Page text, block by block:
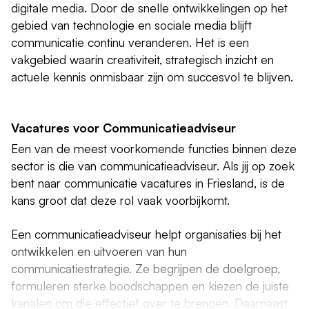
digitale media. Door de snelle ontwikkelingen op het
gebied van technologie en sociale media blijft
communicatie continu veranderen. Het is een
vakgebied waarin creativiteit, strategisch inzicht en
actuele kennis onmisbaar zijn om succesvol te blijven.
Vacatures voor Communicatieadviseur
Een van de meest voorkomende functies binnen deze
sector is die van communicatieadviseur. Als jij op zoek
bent naar communicatie vacatures in Friesland, is de
kans groot dat deze rol vaak voorbijkomt.
Een communicatieadviseur helpt organisaties bij het
ontwikkelen en uitvoeren van hun
communicatiestrategie. Ze begrijpen de doelgroep,
formuleren sterke boodschappen en kiezen de juiste
kanalen om die effectief over te brengen. Daarnaast